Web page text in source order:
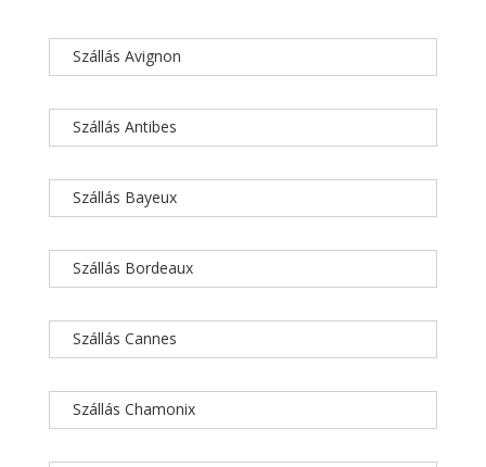
Szállás Avignon
Szállás Antibes
Szállás Bayeux
Szállás Bordeaux
Szállás Cannes
Szállás Chamonix